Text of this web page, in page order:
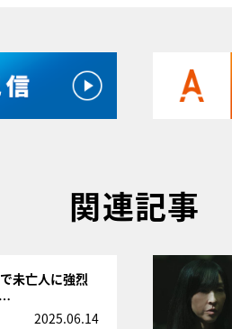
関連記事
未亡人に強烈
2025.06.14